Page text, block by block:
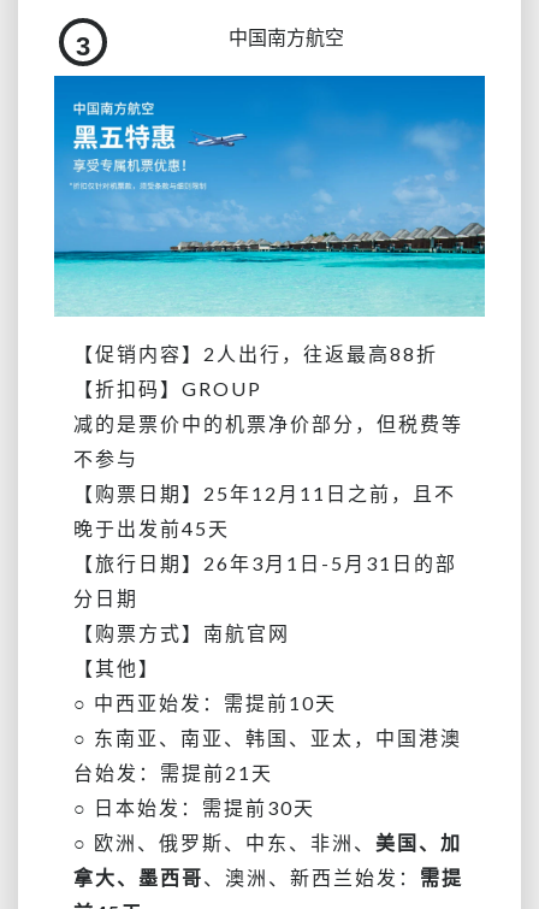
3 中国南方航空
【促销内容】2人出行，往返最高88折
【折扣码】GROUP
减的是票价中的机票净价部分，但税费等
不参与
【购票日期】25年12月11日之前，且不
晚于出发前45天
【旅行日期】 26年3月1日-5月31日的部
分日期
【购票方式】南航官网
【其他】
○ 中西亚始发：需提前10天
○ 东南亚、南亚、韩国、亚太，中国港澳
台始发：需提前21天
○ 日本始发：需提前30天
○ 欧洲、俄罗斯、中东、非洲、 美国、加
拿大、墨西哥、澳洲、新西兰始发： 需提